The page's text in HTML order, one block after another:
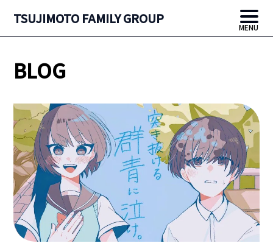
TSUJIMOTO FAMILY GROUP
MENU
BLOG